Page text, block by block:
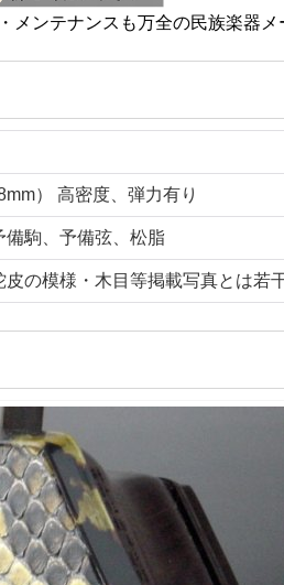
ンテナンスも万全の民族楽器メ
） 高密度、弾力有り
備駒、予備弦、松脂
の模様・木目等掲載写真とは若